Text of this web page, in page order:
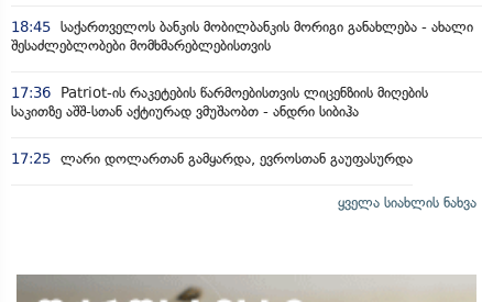
18:45 საქართველოს ბანკის მობილბანკის მორიგი განახლება - ახალი
შესაძლებლობები მომხმარებლებისთვის
17:36
Patriot-ის რაკეტების წარმოებისთვის ლიცენზიის მიღების
საკითზე აშშ-სთან აქტიურად ვმუშაობთ - ანდრი სიბიჰა
17:25 ლარი დოლართან გამყარდა, ევროსთან გაუფასურდა
ყველა სიახლის ნახვა